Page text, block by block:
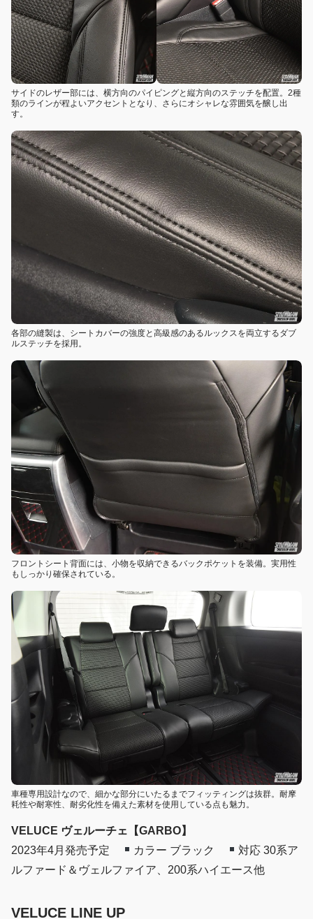
サイドのレザー部には、横方向のパイピングと縦方向のステッチを配置。2種
類のラインが程よいアクセントとなり、さらにオシャレな雰囲気を醸し出
す。
各部の縫製は、シートカバーの強度と高級感のあるルックスを両立するダブ
ルステッチを採用。
フロントシート背面には、小物を収納できるバックポケットを装備。実用性
もしっかり確保されている。
車種専用設計なので、細かな部分にいたるまでフィッティングは抜群。耐摩
耗性や耐寒性、耐劣化性を備えた素材を使用している点も魅力。
VELUCE ヴェルーチェ【GARBO】
2023年4月発売予定
カラー ブラック
対応 30系ア
ルファード＆ヴェルファイア、200系ハイエース他
VELUCE LINE UP